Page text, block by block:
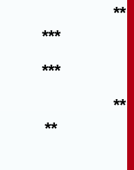
**
***
***
**
**